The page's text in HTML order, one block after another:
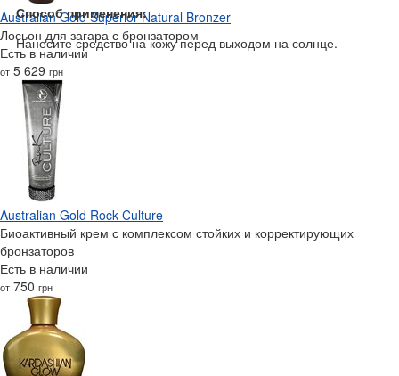
Способ применения:
Нанесите средство на кожу перед выходом на солнце.
Australian Gold Superior Natural Bronzer
Лосьон для загара с бронзатором
Есть в наличии
от 5 629 грн
Australian Gold Rock Culture
Биоактивный крем с комплексом стойких и корректирующих
бронзаторов
Есть в наличии
от 750 грн